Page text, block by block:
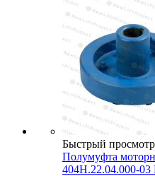
Быстрый просмотр
Полумуфта
404Н.22.04.000-